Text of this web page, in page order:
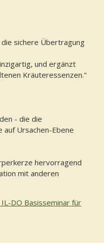
sichere Übertragung
und ergänzt
Kräuteressenzen."
- die die
Ursachen-Ebene
hervorragend
mit anderen
DO Basisseminar für